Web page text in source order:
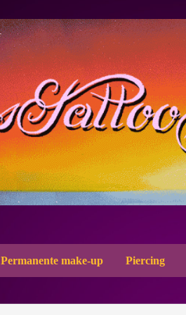
Permanente make-up Piercing